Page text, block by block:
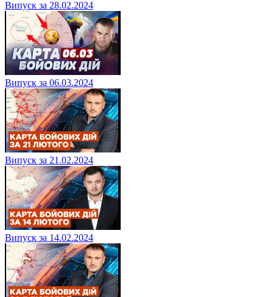
Випуск за 28.02.2024
Випуск за 06.03.2024
Випуск за 21.02.2024
Випуск за 14.02.2024